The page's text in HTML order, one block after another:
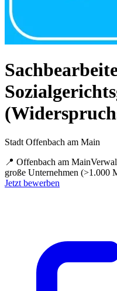
Stadt Offenbach am Main
📍 Offenbach am Main
große Unternehmen (>1.000
Jetzt bewerben